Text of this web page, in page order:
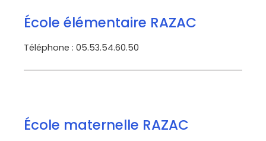
École élémentaire RAZAC
Téléphone : 05.53.54.60.50
École maternelle RAZAC